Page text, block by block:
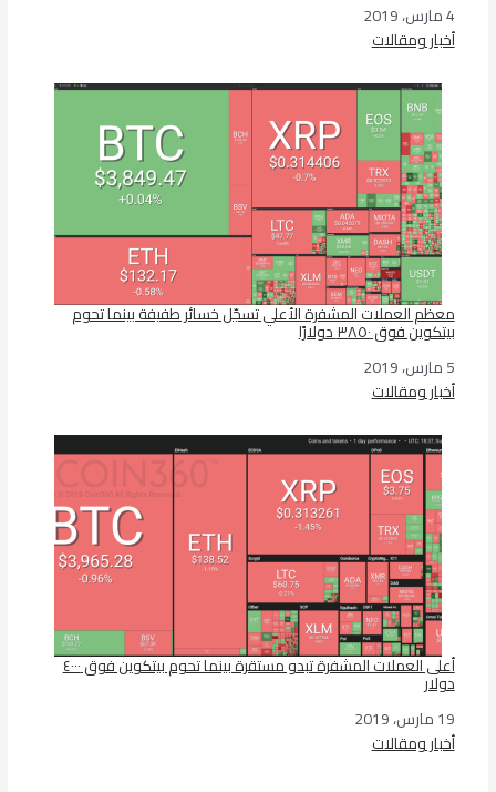
التاريخ
4 مارس، 2019
في ما يتعلق بما يأتي
أخبار ومقالات
معظم العملات المشفرة الأعلي تسجّل خسائر طفيفة بينما تحوم
بيتكوين فوق ٣٨٥٠ دولارًا
التاريخ
5 مارس، 2019
في ما يتعلق بما يأتي
أخبار ومقالات
أعلى العملات المشفرة تبدو مستقرة بينما تحوم بيتكوين فوق ٤٠٠٠
دولار
التاريخ
19 مارس، 2019
في ما يتعلق بما يأتي
أخبار ومقالات